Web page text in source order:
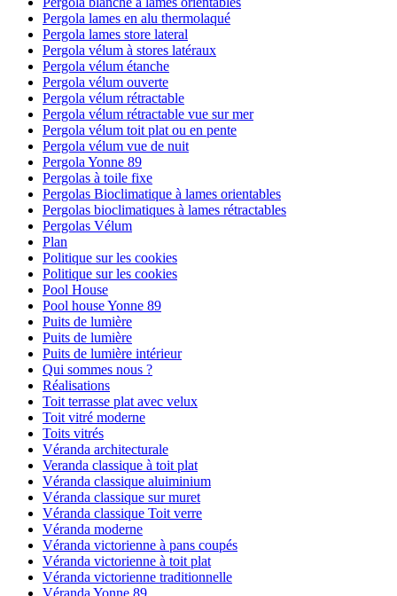
Pergola lames en alu thermolaqué
Pergola lames store lateral
Pergola vélum à stores latéraux
Pergola vélum étanche
Pergola vélum ouverte
Pergola vélum rétractable
Pergola vélum rétractable vue sur mer
Pergola vélum toit plat ou en pente
Pergola vélum vue de nuit
Pergola Yonne 89
Pergolas à toile fixe
Pergolas Bioclimatique à lames orientables
Pergolas bioclimatiques à lames rétractables
Pergolas Vélum
Plan
Politique sur les cookies
Politique sur les cookies
Pool House
Pool house Yonne 89
Puits de lumière
Puits de lumière
Puits de lumière intérieur
Qui sommes nous ?
Réalisations
Toit terrasse plat avec velux
Toit vitré moderne
Toits vitrés
Véranda architecturale
Veranda classique à toit plat
Véranda classique aluiminium
Véranda classique sur muret
Véranda classique Toit verre
Véranda moderne
Véranda victorienne à pans coupés
Véranda victorienne à toit plat
Véranda victorienne traditionnelle
Véranda Yonne 89